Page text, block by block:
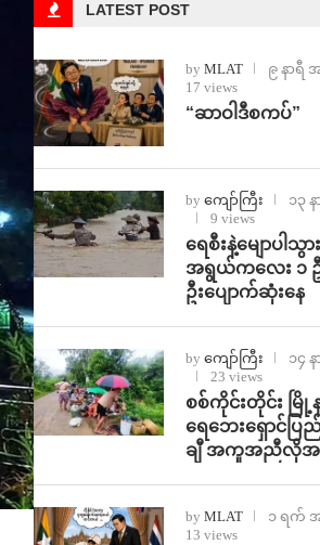
LATEST POST
by MLAT
၉ နာရီ
17 views
“ဆာဝါဒီစကပ်”
by ကျော်ကြီး
၁၃
9 views
ရေစီးနဲ့မျောပါသွ
အရွယ်ကလေး ၁ ဦ
ဦးပျောက်ဆုံးနေ
by ကျော်ကြီး
၁၄
23 views
စစ်ကိုင်းတိုင်း မ
ရေဘေးရှောင်ပြ
ချီ အကူအညီလိုအ
by MLAT
၁ ရက်
13 views